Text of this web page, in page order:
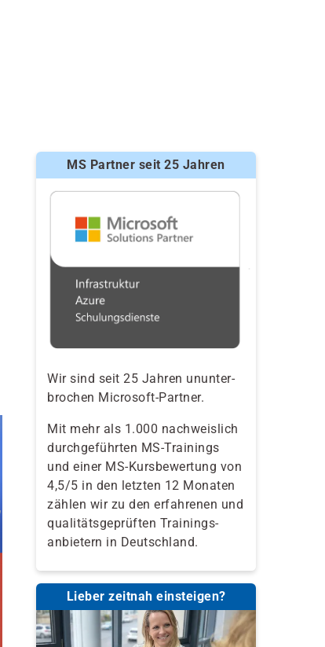
MS Partner seit 25 Jahren
Wir sind seit 25 Jahren ununter-
brochen Microsoft-Partner.
Mit mehr als 1.000 nachweislich
durchgeführten MS-Trainings
und einer MS-Kursbewertung von
4,5/5 in den letzten 12 Monaten
zählen wir zu den erfahrenen und
qualitäts­geprüften Trainings­
anbietern in Deutschland.
Lieber zeitnah einsteigen?